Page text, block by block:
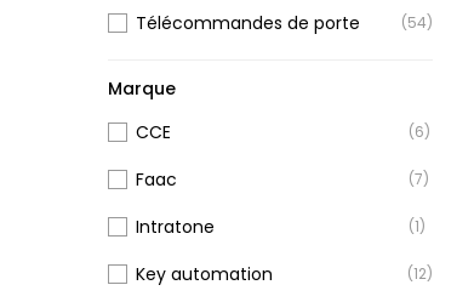
Télécommandes de porte (54)
Marque
CCE
(6)
Faac (7)
Intratone (1)
Key automation (12)